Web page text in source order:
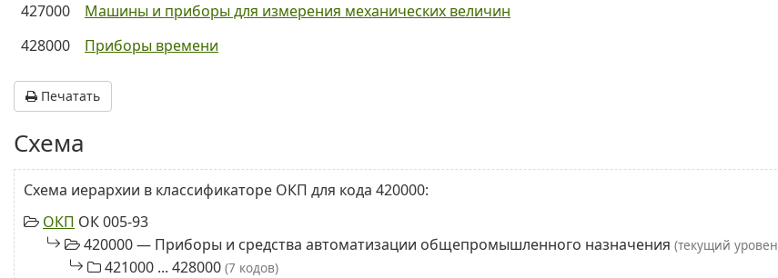
427000
Машины и приборы для измерения механических величин
428000
Приборы времени
Печатать
Схема
Схема иерархии в классификаторе ОКП для кода 420000:
ОКП ОК 005-93
420000 — Приборы и средства автоматизации общепромышленного назначения (текущий
421000 ... 428000 (7 кодов)